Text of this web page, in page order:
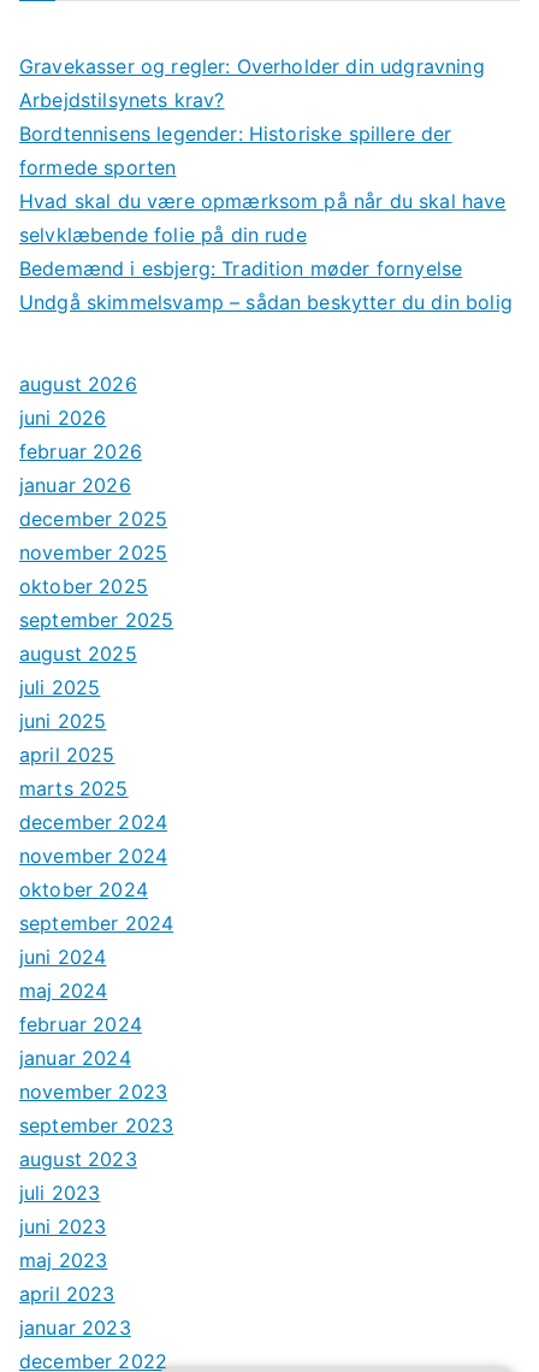
Gravekasser og regler: Overholder din udgravning
Arbejdstilsynets krav?
Bordtennisens legender: Historiske spillere der
formede sporten
Hvad skal du være opmærksom på når du skal have
selvklæbende folie på din rude
Bedemænd i esbjerg: Tradition møder fornyelse
Undgå skimmelsvamp – sådan beskytter du din bolig
august 2026
juni 2026
februar 2026
januar 2026
december 2025
november 2025
oktober 2025
september 2025
august 2025
juli 2025
juni 2025
april 2025
marts 2025
december 2024
november 2024
oktober 2024
september 2024
juni 2024
maj 2024
februar 2024
januar 2024
november 2023
september 2023
august 2023
juli 2023
juni 2023
maj 2023
april 2023
januar 2023
december 2022